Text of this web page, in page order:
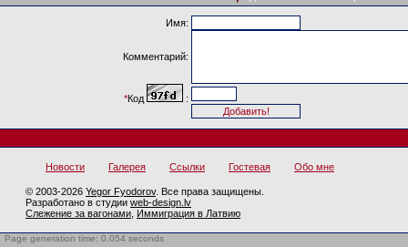
Имя:
Комментарий:
*Код :
Новости Галерея Ссылки Гостевая Обо мне
© 2003-2026 Yegor Fyodorov. Все права защищены.
Разработано в студии web-design.lv
Слежение за вагонами Иммиграция в Латвию
Page generation time: 0.054 seconds